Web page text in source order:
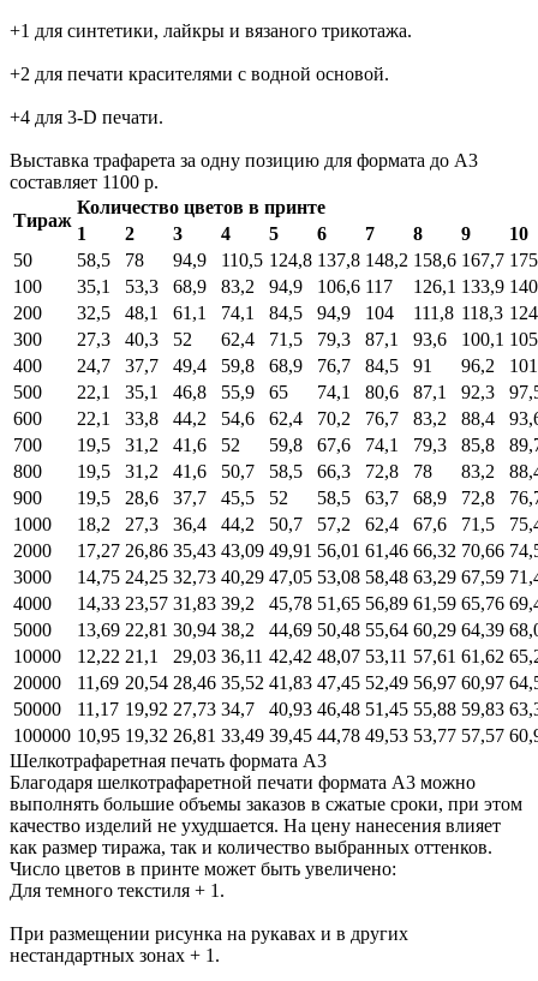
+1 для синтетики, лайкры и вязаного трикотажа.
+2 для печати красителями с водной основой.
+4 для 3-D печати.
Выставка трафарета за одну позицию для формата до А3
составляет 1100 р.
Тираж
Количество цветов в принте
1
2 3 4 5 6 7 8 9
10
50
58,5 78 94,9 110,5 124,8 137,8 148,2 158,6 167,7
100
35,1 53,3 68,9 83,2 94,9 106,6 117 126,1 133,9
200
32,5 48,1 61,1 74,1 84,5 94,9 104 111,8 118,3
300
27,3 40,3 52 62,4 71,5 79,3 87,1 93,6 100,1
400
24,7 37,7 49,4 59,8 68,9 76,7 84,5 91 96,2
500
22,1 35,1 46,8 55,9 65 74,1 80,6 87,1 92,3
600
22,1 33,8 44,2 54,6 62,4 70,2 76,7 83,2 88,4
700
19,5 31,2 41,6 52 59,8 67,6 74,1 79,3 85,8
800
19,5 31,2 41,6 50,7 58,5 66,3 72,8 78 83,2
900
19,5 28,6 37,7 45,5 52 58,5 63,7 68,9 72,8
1000
18,2 27,3 36,4 44,2 50,7 57,2 62,4 67,6 71,5
2000
17,27 26,86 35,43 43,09 49,91 56,01 61,46 66,32 70,66
3000
14,75 24,25 32,73 40,29 47,05 53,08 58,48 63,29 67,59
4000
14,33 23,57 31,83 39,2 45,78 51,65 56,89 61,59 65,76
5000
13,69 22,81 30,94 38,2 44,69 50,48 55,64 60,29 64,39
10000
12,22 21,1 29,03 36,11 42,42 48,07 53,11 57,61 61,62
20000
11,69 20,54 28,46 35,52 41,83 47,45 52,49 56,97 60,97
50000
11,17 19,92 27,73 34,7 40,93 46,48 51,45 55,88 59,83
100000 10,95 19,32 26,81 33,49 39,45 44,78 49,53 53,77 57,57
Шелкотрафаретная печать формата А3
Благодаря шелкотрафаретной печати формата А3 можно
выполнять большие объемы заказов в сжатые сроки, при этом
качество изделий не ухудшается. На цену нанесения влияет
как размер тиража, так и количество выбранных оттенков.
Число цветов в принте может быть увеличено:
Для темного текстиля + 1.
При размещении рисунка на рукавах и в других
нестандартных зонах + 1.